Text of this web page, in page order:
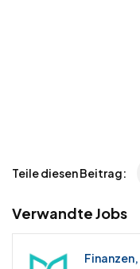
Teile diesen Beitrag:
Verwandte Jobs